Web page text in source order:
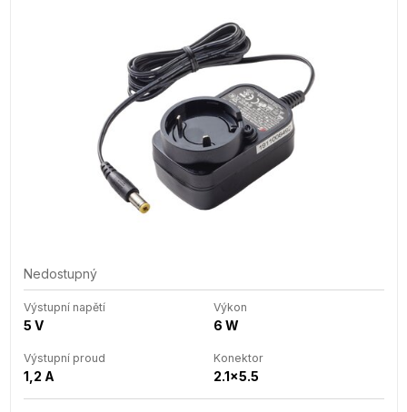
Nedostupný
Výstupní napětí
5 V
Výkon
6 W
Výstupní proud
1,2 A
Konektor
2.1x5.5